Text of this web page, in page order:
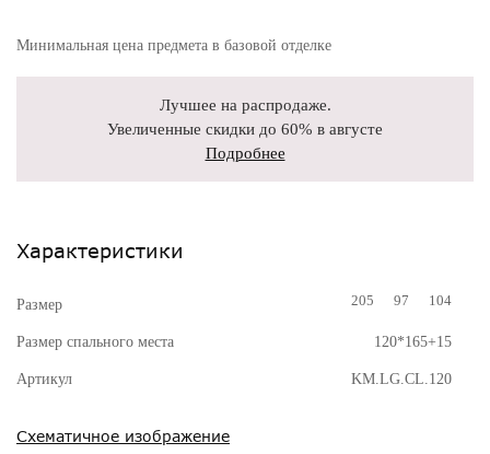
Минимальная цена предмета в базовой отделке
Лучшее на распродаже.
Увеличенные скидки до 60% в августе
Подробнее
Характеристики
Размер 205 97 104
Размер спального места 120*165+15
Артикул KM.LG.CL.120
Схематичное изображение